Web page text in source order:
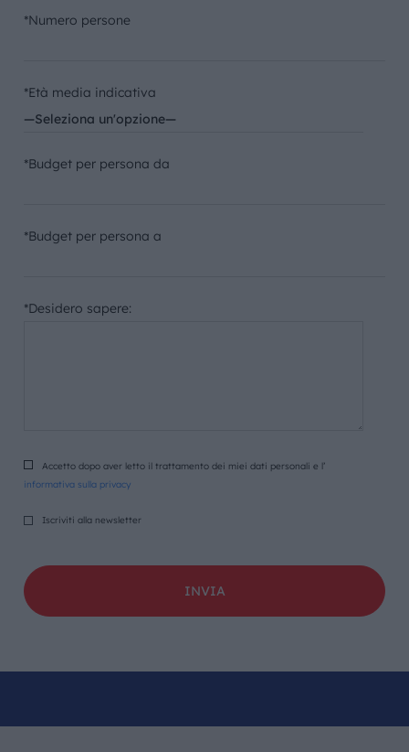
*Numero persone
*Età media indicativa
*Budget per persona da
*Budget per persona a
*Desidero sapere:
Accetto dopo aver letto il trattamento dei miei dati personali e l’
informativa sulla privacy
Iscriviti alla newsletter